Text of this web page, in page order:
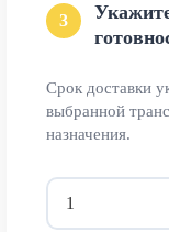
3
Срок доставки
выбранной
назначения.